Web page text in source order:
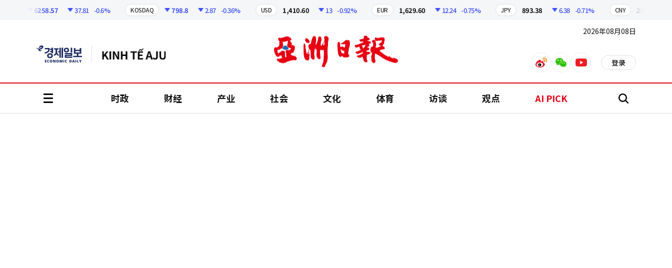
6258.57 37.81 -0.6% KOSDAQ 798.8 2.87 -0.36% USD 1,410.60 13 -0.92% EUR 1,629.60 12.24 -0.75% JPY 893.38 6.38 -0.71% CNY 209.17
2026年08月08日
weiboweixinyoutube 登录
时政 财经 产业 社会 文化 体育 访谈 观点 AI PICK 搜